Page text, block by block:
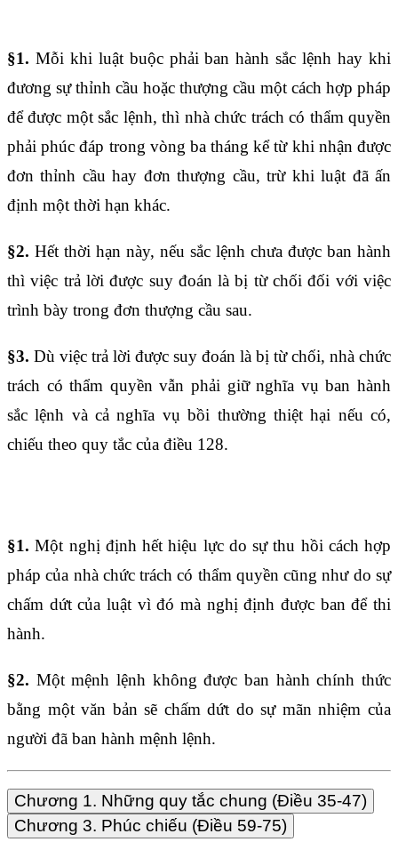
§1. Mỗi khi luật buộc phải ban hành sắc lệnh hay khi
đương sự thỉnh cầu hoặc thượng cầu một cách hợp pháp
để được một sắc lệnh, thì nhà chức trách có thẩm quyền
phải phúc đáp trong vòng ba tháng kể từ khi nhận được
đơn thỉnh cầu hay đơn thượng cầu, trừ khi luật đã ấn
định một thời hạn khác.
§2. Hết thời hạn này, nếu sắc lệnh chưa được ban hành
thì việc trả lời được suy đoán là bị từ chối đối với việc
trình bày trong đơn thượng cầu sau.
§3. Dù việc trả lời được suy đoán là bị từ chối, nhà chức
trách có thẩm quyền vẫn phải giữ nghĩa vụ ban hành
sắc lệnh và cả nghĩa vụ bồi thường thiệt hại nếu có,
chiếu theo quy tắc của điều 128.
§1. Một nghị định hết hiệu lực do sự thu hồi cách hợp
pháp của nhà chức trách có thẩm quyền cũng như do sự
chấm dứt của luật vì đó mà nghị định được ban để thi
hành.
§2. Một mệnh lệnh không được ban hành chính thức
bằng một văn bản sẽ chấm dứt do sự mãn nhiệm của
người đã ban hành mệnh lệnh.
Chương 1. Những quy tắc chung (Điều 35-47)
Chương 3. Phúc chiếu (Điều 59-75)